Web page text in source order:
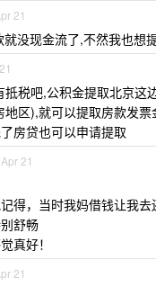
21
没现金流了,不然我也想
抵税吧,公积金提取北京这
地区),就可以提取房款发
房贷也可以申请提取
Apr 21
得，当时我妈借钱让我
舒畅
真好！
21